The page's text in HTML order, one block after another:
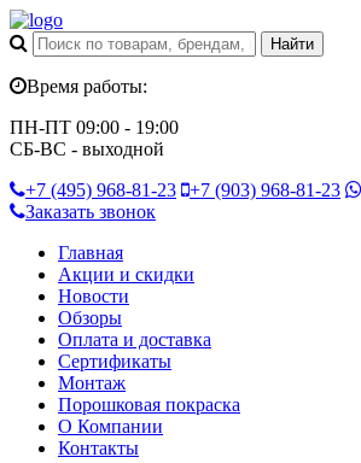
Время работы:
ПН-ПТ 09:00 - 19:00
СБ-ВС - выходной
+7 (495) 968-81-23 +7 (903) 968-81-23
Заказать звонок
Главная
Акции и скидки
Новости
Обзоры
Оплата и доставка
Сертификаты
Монтаж
Порошковая покраска
О Компании
Контакты